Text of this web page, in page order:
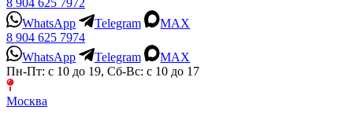
8 904 625 7972
WhatsApp
Telegram
MAX
8 904 625 7974
WhatsApp
Telegram
MAX
Пн-Пт: с 10 до 19, Сб-Вс: с 10 до 17
Москва